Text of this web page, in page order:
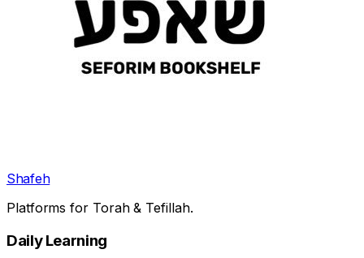
Shafeh
Platforms for Torah & Tefillah.
Daily Learning